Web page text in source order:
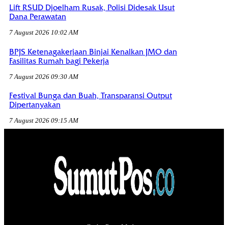
Lift RSUD Djoelham Rusak, Polisi Didesak Usut
Dana Perawatan
7 August 2026 10:02 AM
BPJS Ketenagakerjaan Binjai Kenalkan JMO dan
Fasilitas Rumah bagi Pekerja
7 August 2026 09:30 AM
Festival Bunga dan Buah, Transparansi Output
Dipertanyakan
7 August 2026 09:15 AM